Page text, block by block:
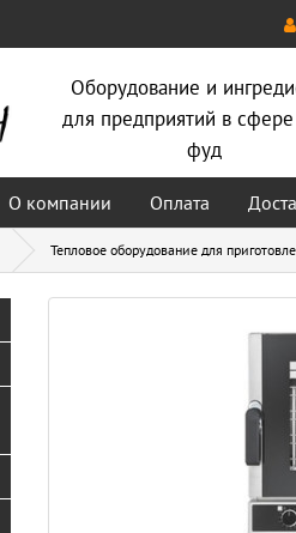
Оборудование и
для предприятий в
фуд
О компании Оплата
Тепловое оборудование для